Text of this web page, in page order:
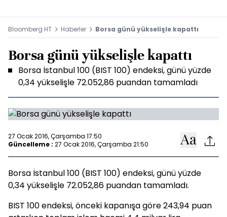
Bloomberg HT Haberler Borsa günü yükselişle kapattı
Borsa günü yükselişle kapattı
Borsa İstanbul 100 (BIST 100) endeksi, günü yüzde
0,34 yükselişle 72.052,86 puandan tamamladı
27 Ocak 2016, Çarşamba 17:50
Güncelleme : 27 Ocak 2016, Çarşamba 21:50
Borsa İstanbul 100 (BIST 100) endeksi, günü yüzde
0,34 yükselişle 72.052,86 puandan tamamladı.
BIST 100 endeksi, önceki kapanışa göre 243,94 puan